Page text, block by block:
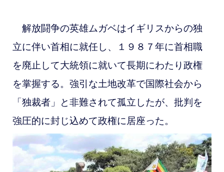
解放闘争の英雄ムガベはイギリスからの独
立に伴い首相に就任し、１９８７年に首相職
を廃止して大統領に就いて長期にわたり政権
を掌握する。強引な土地改革で国際社会から
「独裁者」と非難されて孤立したが、批判を
強圧的に封じ込めて政権に居座った。